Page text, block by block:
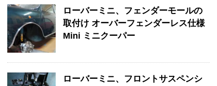
ローバーミニ、フェンダーモールの
取付け オーバーフェンダーレス仕様
Mini ミニクーパー
ローバーミニ、フロントサスペンシ